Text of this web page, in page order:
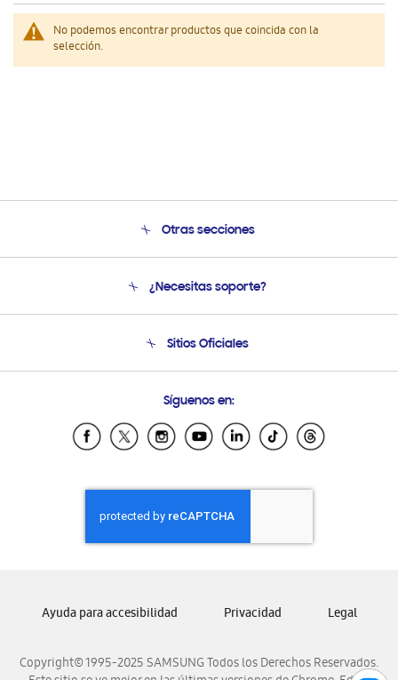
No podemos encontrar productos que coincida con la
selección.
Otras secciones
Soporte
Condiciones de Compra
¿Necesitas soporte?
Soporte vía eMail
Sitios Oficiales
Samsung Ecuador
Samsung El Salvador
Samsung Honduras
Samsung Nicaragua
Samsung Panamá
Samsung Venezuela
Síguenos en:
Copyright© 1995-2025 SAMSUNG Todos los Derechos Reservados.
Ayuda para accesibilidad Privacidad Legal